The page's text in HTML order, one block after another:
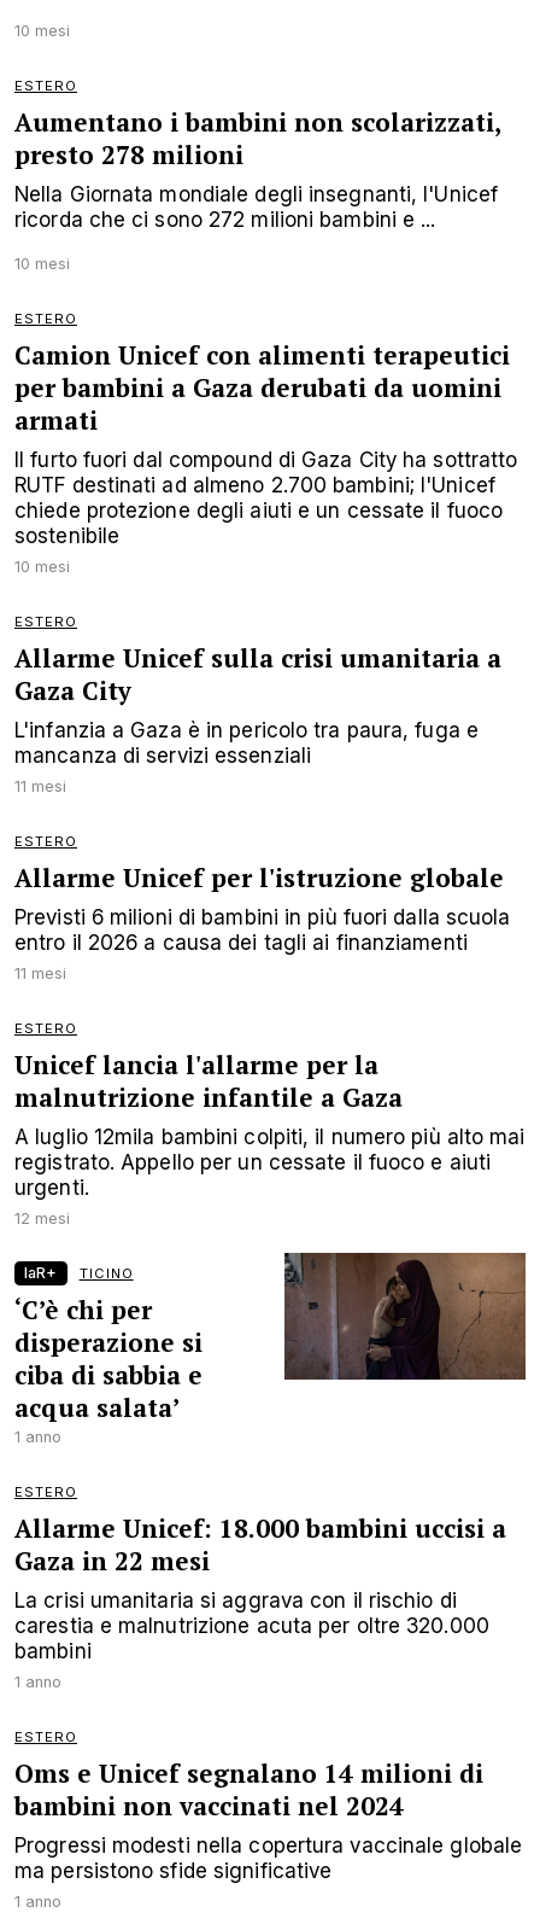
10 mesi
ESTERO
Aumentano i bambini non scolarizzati,
presto 278 milioni
Nella Giornata mondiale degli insegnanti, l'Unicef
ricorda che ci sono 272 milioni bambini e ...
10 mesi
ESTERO
Camion Unicef con alimenti terapeutici
per bambini a Gaza derubati da uomini
armati
Il furto fuori dal compound di Gaza City ha sottratto
RUTF destinati ad almeno 2.700 bambini; l'Unicef
chiede protezione degli aiuti e un cessate il fuoco
sostenibile
10 mesi
ESTERO
Allarme Unicef sulla crisi umanitaria a
Gaza City
L'infanzia a Gaza è in pericolo tra paura, fuga e
mancanza di servizi essenziali
11 mesi
ESTERO
Allarme Unicef per l'istruzione globale
Previsti 6 milioni di bambini in più fuori dalla scuola
entro il 2026 a causa dei tagli ai finanziamenti
11 mesi
ESTERO
Unicef lancia l'allarme per la
malnutrizione infantile a Gaza
A luglio 12mila bambini colpiti, il numero più alto mai
registrato. Appello per un cessate il fuoco e aiuti
urgenti.
12 mesi
laR+ TICINO
‘C’è chi per
disperazione si
ciba di sabbia e
acqua salata’
1 anno
ESTERO
Allarme Unicef: 18.000 bambini uccisi a
Gaza in 22 mesi
La crisi umanitaria si aggrava con il rischio di
carestia e malnutrizione acuta per oltre 320.000
bambini
1 anno
ESTERO
Oms e Unicef segnalano 14 milioni di
bambini non vaccinati nel 2024
Progressi modesti nella copertura vaccinale globale
ma persistono sfide significative
1 anno